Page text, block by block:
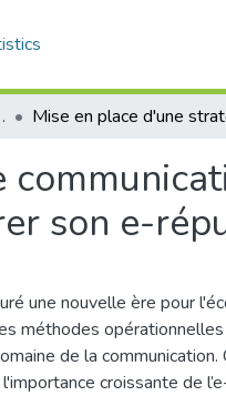
(MM)
son e-
une nouvelle ère pour
méthodes
de la
croissante de